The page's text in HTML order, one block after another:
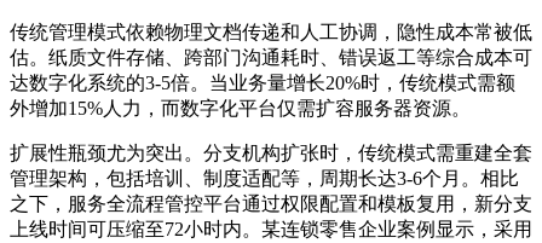
传统管理模式依赖物理文档传递和人工协调，隐性成本常被低
估。纸质文件存储、跨部门沟通耗时、错误返工等综合成本可
达数字化系统的3-5倍。当业务量增长20%时，传统模式需额
外增加15%人力，而数字化平台仅需扩容服务器资源。
扩展性瓶颈尤为突出。分支机构扩张时，传统模式需重建全套
管理架构，包括培训、制度适配等，周期长达3-6个月。相比
之下，服务全流程管控平台通过权限配置和模板复用，新分支
上线时间可压缩至72小时内。某连锁零售企业案例显示，采用